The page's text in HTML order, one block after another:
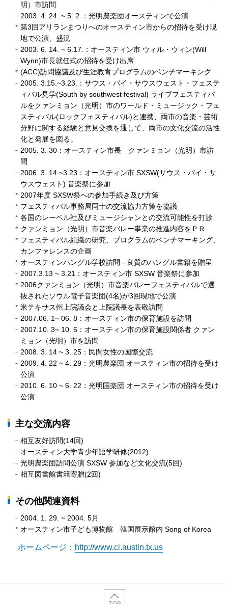
明）市訪問
2003. 4. 24. ~ 5. 2.：光明農楽団オースティンで公演
第3回アリランまつりへのオースティン市からの招待を受け現
地で公演、盛況
2003. 6. 14. ~ 6.17.：オースティン市 ウィル・ウィン(Will
Wynn)市長就任式の招待を受け出席
(ACC)訪問協議及び生涯教育プログラムのベンチマーキング
2005. 3.15.~3.23.：サウス・バイ・サウスウェスト・フェステ
ィバル見学(South by southwest festival) ライブフェスティバ
ルをクァンミョン（光明）市のワールド・ミュージック・フェ
スティバル(ロックフェスティバル)と連携、両市の音楽・芸術
分野に関する経験と意見交換を通して、両市の文化交流の活性
化と発展を図る。
2005. 3. 30：オースティン市長 クァンミョン（光明）市訪
問
2006. 3. 14 ~3.23：オースティン市 SXSW(サウス・バイ・サ
ウスウェスト) 音楽祭に参加
2007年度 SXSW祭への参加手続き及び方策
フェスティバル事務局同士の交流協力方策を協議
各国のレーベル社及びミュージシャンとの交流可能性を打診
クァンミョン（光明）市音楽バレー事業の推進内容をＰＲ
フェスティバル組織の研究、プログラムのベンチマーキング、
カンファレンスの企画
オースティンハングル学校訪問 - 良質のハングル書籍を贈呈
2007.3.13 ~ 3.21：オースティン市 SXSW 音楽祭に参加
2006クァンミョン（光明）市音楽バレーフェスティバルで選
抜されたソウル電子音楽団(4名)が3回現地で公演
米テキサス州上院議会と上院議長を表敬訪問
2007.06. 1~ 06. 8：オースティン市の保育施設を訪問
2007.10. 3~ 10. 6：オースティン市の保育施設関係者 クァン
ミョン（光明）市を訪問
2008. 3. 14 ~ 3. 25：民間女性の国際交流
2009. 4. 22 ~ 4. 29：光明農楽団 オースティン市の招待を受け
公演
2010. 6. 10 ~ 6. 22：光明国楽団 オースティン市の招待を受け
公演
主な交流内容
相互友好訪問(14回)
オースティン大学青少年語学研修(2012)
光明農楽団訪問公演 SXSW 参加など文化交流(5回)
相互図書館書籍寄贈(2回)
その他関連資料
2004. 1. 29. ~ 2004. 5月
オースティン市子ども博物館 韓国展示館内 Song of Korea
ホームページ： http://www.ci.austin.tx.us